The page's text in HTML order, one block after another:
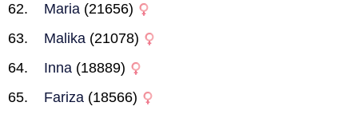
Maria (21656)
Malika (21078)
Inna (18889)
Fariza (18566)